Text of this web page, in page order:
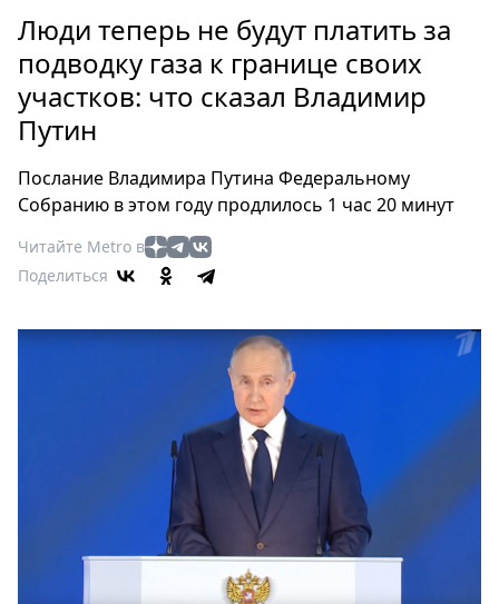
Россия
Мир
Здоровье
Мода
Театр
Кино
Афиша
Выставки
Стримы
Спецпроекты
Звезды
Люди теперь не будут платить за
подводку газа к границе своих
участков: что сказал Владимир
Путин
Послание Владимира Путина Федеральному
Собранию в этом году продлилось 1 час 20 минут
Читайте Metro в
Поделиться